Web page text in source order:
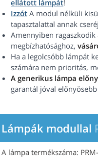
ellátott lámpát!
Izzót A modul nélküli
tapasztalattal annak
Amennyiben
megbízhatósághoz,
Ha a legolcsóbb lámpát
számára nem prioritás,
A generikus lámpa
garantál jóval
Lámpák modullal
A lámpa termékszáma: